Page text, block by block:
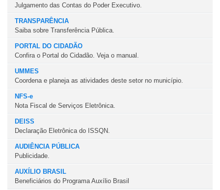
Julgamento das Contas do Poder Executivo.
TRANSPARÊNCIA
Saiba sobre Transferência Pública.
PORTAL DO CIDADÃO
Confira o Portal do Cidadão. Veja o manual.
UMMES
Coordena e planeja as atividades deste setor no município.
NFS-e
Nota Fiscal de Serviços Eletrônica.
DEISS
Declaração Eletrônica do ISSQN.
AUDIÊNCIA PÚBLICA
Publicidade.
AUXÍLIO BRASIL
Beneficiários do Programa Auxílio Brasil